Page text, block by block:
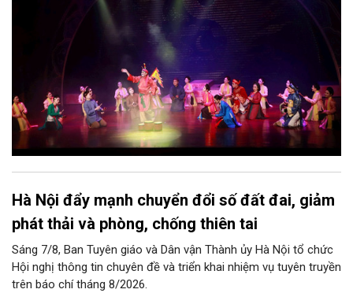
ức, mà là làm thế nào để những giá trị ấy trở thành nguồn lực
phát triển, thành sức mạnh mềm, thành động lực sáng tạo,
thành năng lực cạnh tranh của Thủ đô.
Hà Nội đẩy mạnh chuyển đổi số đất đai, giảm
phát thải và phòng, chống thiên tai
Sáng 7/8, Ban Tuyên giáo và Dân vận Thành ủy Hà Nội tổ chức
Hội nghị thông tin chuyên đề và triển khai nhiệm vụ tuyên truyền
trên báo chí tháng 8/2026.